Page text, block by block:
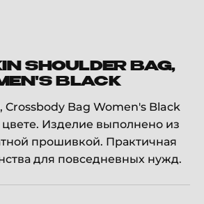
SHOULDER BAG,
BLACK
Crossbody Bag Women's Black
Изделие выполнено из
прошивкой. Практичная
для повседневных нужд.